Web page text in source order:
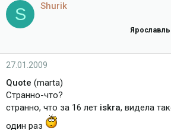
S Shurik
Ярославль
27.01.2009
Quote (marta)
Странно-что?
странно, что за 16 лет iskra, видела
один раз